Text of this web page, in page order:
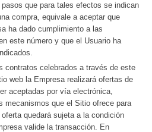
que para tales efectos se indican
compra, equivale a aceptar que
ha dado cumplimiento a las
este número y que el Usuario ha
contratos celebrados a través de este
web la Empresa realizará ofertas de
aceptadas por vía electrónica,
mecanismos que el Sitio ofrece para
quedará sujeta a la condición
valide la transacción. En